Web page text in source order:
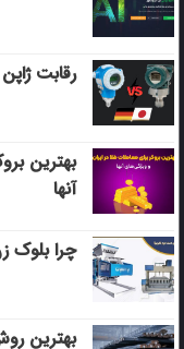
رقابت
بهترین
آنها
چرا بلوک
بهترین